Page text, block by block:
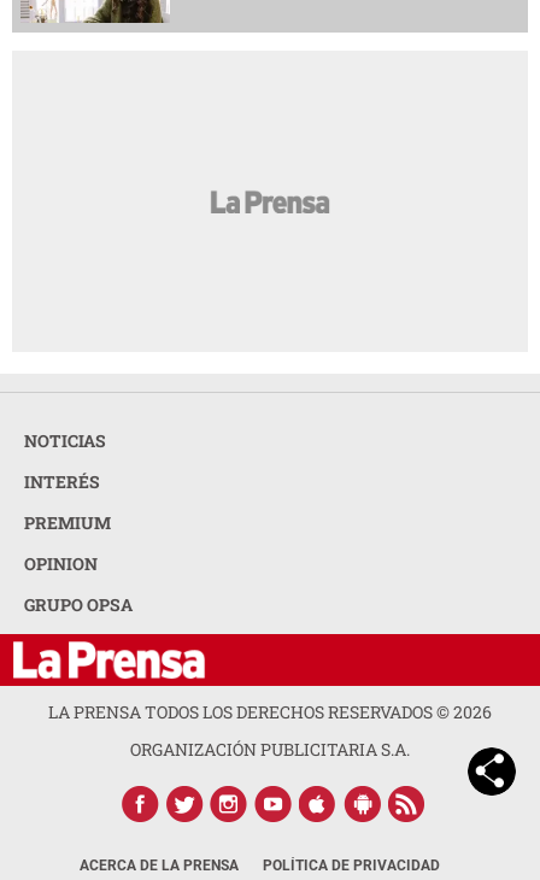
NOTICIAS
INTERÉS
PREMIUM
OPINION
GRUPO OPSA
LA PRENSA TODOS LOS DERECHOS RESERVADOS ©2026
ORGANIZACIÓN PUBLICITARIA S.A.
ACERCA DE LA PRENSA POLÍTICA DE PRIVACIDAD